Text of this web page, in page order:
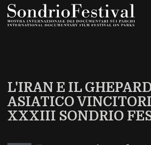
Skip
to
L'IRAN E IL
ASIATICO
XXXIII SONDRIO